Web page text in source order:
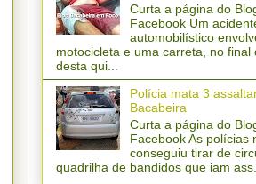
Curta a página do
Facebook Um
automobilístico
motocicleta e uma carreta, no final
desta qui...
Polícia mata 3
Bacabeira
Curta a página do
Facebook As polícias
conseguiu tirar de
quadrilha de bandidos que iam ass...